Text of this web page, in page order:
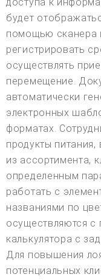
будет
помощью сканера
регистрировать
осуществлять
перемещение.
автоматически
электронных
форматах.
продукты
из ассортимента,
определенным
работать с
названиями по
осуществляются
калькулятора с
Для повышения
потенциальных